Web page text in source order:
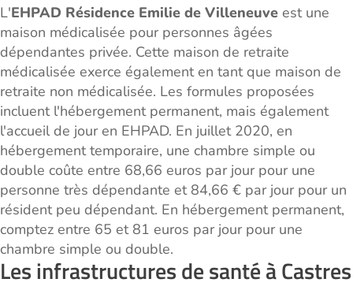
L'EHPAD Résidence Emilie de Villeneuve est une
maison médicalisée pour personnes âgées
dépendantes privée. Cette maison de retraite
médicalisée exerce également en tant que maison de
retraite non médicalisée. Les formules proposées
incluent l'hébergement permanent, mais également
l'accueil de jour en EHPAD. En juillet 2020, en
hébergement temporaire, une chambre simple ou
double coûte entre 68,66 euros par jour pour une
personne très dépendante et 84,66 € par jour pour un
résident peu dépendant. En hébergement permanent,
comptez entre 65 et 81 euros par jour pour une
chambre simple ou double.
Les infrastructures de santé à Castres